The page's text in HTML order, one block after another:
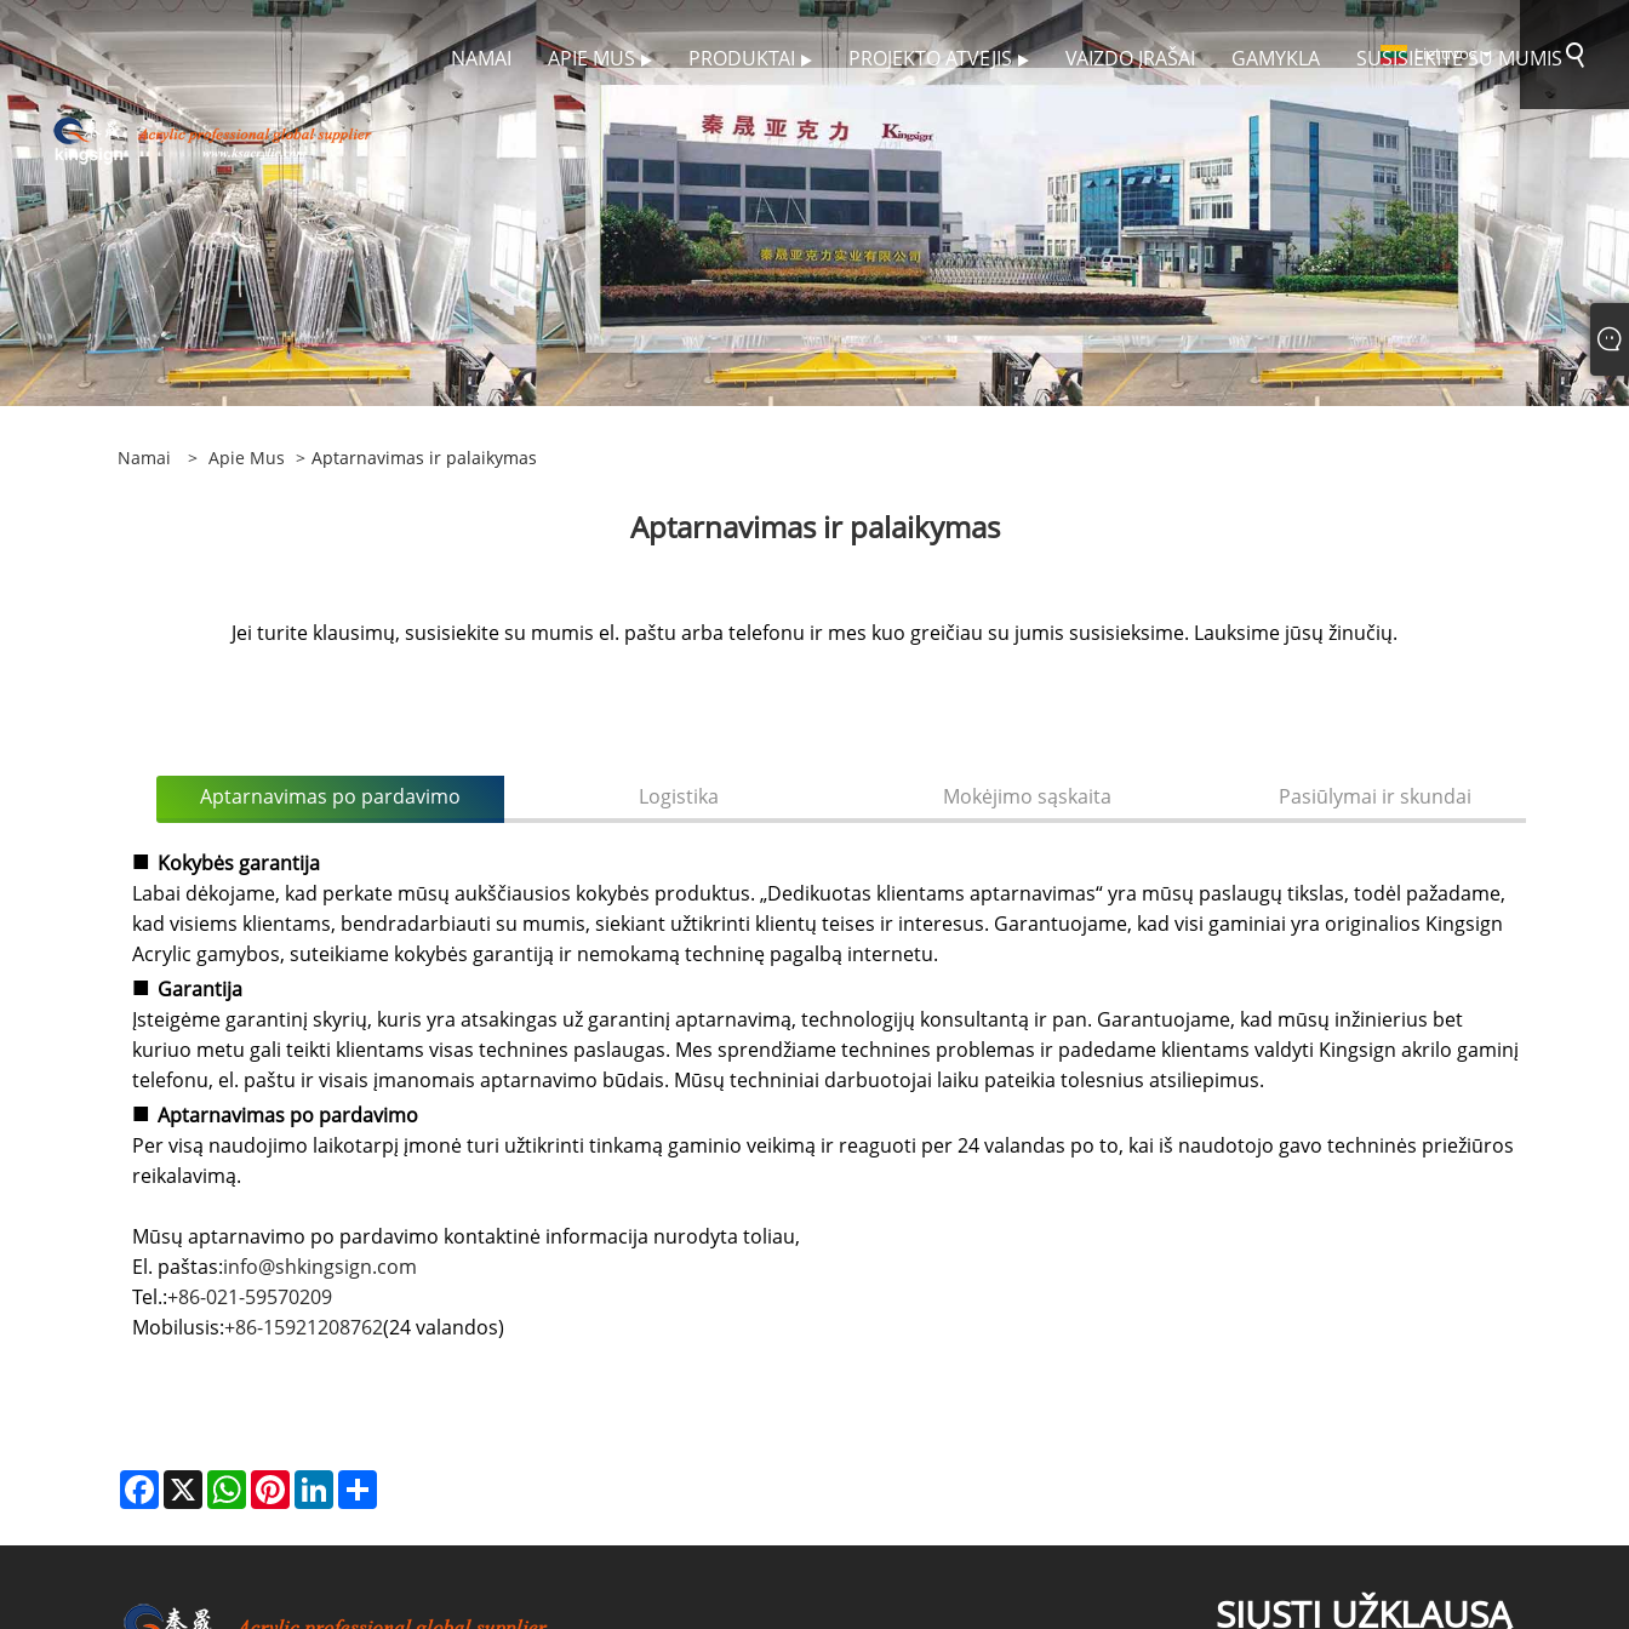
NAMAI APIE MUS PRODUKTAI PROJEKTO ATVEJIS VAIZDO ĮRAŠAI GAMYKLA SUSISIEKITE SU MUMIS
Lietuvos
Namai > Apie Mus > Aptarnavimas ir palaikymas
Aptarnavimas ir palaikymas
Jei turite klausimų, susisiekite su mumis el. paštu arba telefonu ir mes kuo greičiau su jumis susisieksime. Lauksime jūsų žinučių.
Aptarnavimas po pardavimo Logistika Mokėjimo sąskaita Pasiūlymai ir skundai
■ Kokybės garantija
Labai dėkojame, kad perkate mūsų aukščiausios kokybės produktus. „Dedikuotas klientams aptarnavimas“ yra mūsų paslaugų tikslas, todėl pažadame,
kad visiems klientams, bendradarbiauti su mumis, siekiant užtikrinti klientų teises ir interesus. Garantuojame, kad visi gaminiai yra originalios Kingsign
Acrylic gamybos, suteikiame kokybės garantiją ir nemokamą techninę pagalbą internetu.
■ Garantija
Įsteigėme garantinį skyrių, kuris yra atsakingas už garantinį aptarnavimą, technologijų konsultantą ir pan. Garantuojame, kad mūsų inžinierius bet
kuriuo metu gali teikti klientams visas technines paslaugas. Mes sprendžiame technines problemas ir padedame klientams valdyti Kingsign akrilo gaminį
telefonu, el. paštu ir visais įmanomais aptarnavimo būdais. Mūsų techniniai darbuotojai laiku pateikia tolesnius atsiliepimus.
■ Aptarnavimas po pardavimo
Per visą naudojimo laikotarpį įmonė turi užtikrinti tinkamą gaminio veikimą ir reaguoti per 24 valandas po to, kai iš naudotojo gavo techninės priežiūros
reikalavimą.
Mūsų aptarnavimo po pardavimo kontaktinė informacija nurodyta toliau,
El. paštas:info@shkingsign.com
Tel.:+86-021-59570209
Mobilusis:+86-15921208762(24 valandos)
Facebook
X WhatsAppPinterestLinkedIn
SIŲSTI UŽKLAUSĄ